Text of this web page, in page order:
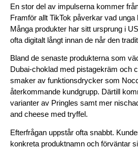
En stor del av impulserna kommer
Framför allt TikTok påverkar vad unga
Många produkter har sitt ursprung i
ofta digitalt långt innan de når den
Bland de senaste produkterna som
Dubai-choklad med pistagekräm och
smaker av funktionsdrycker som
återkommande kundgrupp. Därtill
varianter av Pringles samt mer
and cheese med tryffel.
Efterfrågan uppstår ofta snabbt.
konkreta produktnamn och förväntar